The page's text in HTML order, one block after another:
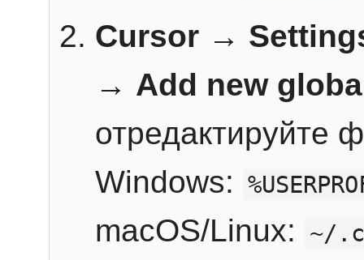
Cursor →
→ Add new
отредактируйте
Windows:
macOS/Linux: ~/